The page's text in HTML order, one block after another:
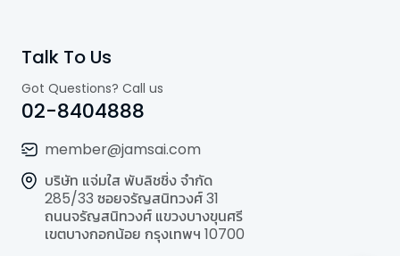
Talk To Us
Got Questions? Call us
02-8404888
member@jamsai.com
บริษัท แจ่มใส พับลิชชิ่ง จำกัด
285/33 ซอยจรัญสนิทวงศ์ 31
ถนนจรัญสนิทวงศ์ แขวงบางขุนศรี
เขตบางกอกน้อย กรุงเทพฯ 10700